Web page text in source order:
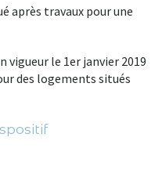
après travaux pour une
vigueur le 1er janvier 2019
des logements situés